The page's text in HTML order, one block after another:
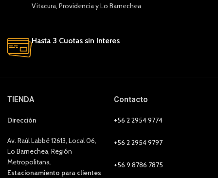
Vitacura, Providencia y Lo Barnechea
Hasta 3 Cuotas sin Interes
TIENDA
Dirección
Av. Raúl Labbé 12613, Local 06,
Lo Barnechea, Región
Metropolitana.
Estacionamiento para clientes
Contacto
+56 2 2954 9774
+56 2 2954 9797
+56 9 8786 7875